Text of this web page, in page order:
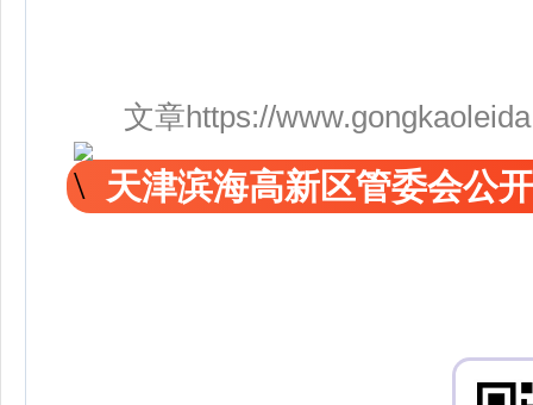
文章https://
天津滨海高新区管委会公